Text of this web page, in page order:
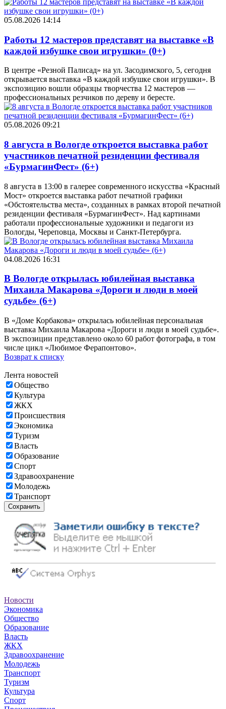
05.08.2026 14:14
Работы 12 мастеров представят на выставке «В
каждой избушке свои игрушки» (0+)
В центре «Резной Палисад» на ул. Засодимского, 5, сегодня
открывается выставка «В каждой избушке свои игрушки». В
экспозицию вошли образцы творчества 12 мастеров —
профессиональных резчиков по дереву и бересте.
05.08.2026 09:21
8 августа в Вологде откроется выставка работ
участников печатной резиденции фестиваля
«БурмагинФест» (6+)
8 августа в 13:00 в галерее современного искусства «Красный
Мост» откроется выставка работ печатной графики
«Обстоятельства места», созданных в рамках второй печатной
резиденции фестиваля «БурмагинФест». Над картинами
работали профессиональные художники и педагоги из
Вологды, Череповца, Москвы и Санкт-Петербурга.
04.08.2026 16:31
В Вологде открылась юбилейная выставка
Михаила Макарова «Дороги и люди в моей
судьбе» (6+)
В «Доме Корбакова» открылась юбилейная персональная
выставка Михаила Макарова «Дороги и люди в моей судьбе».
В экспозиции представлено около 60 работ фотографа, в том
числе цикл «Любимое Ферапонтово».
Возврат к списку
Лента новостей
Общество
Культура
ЖКХ
Происшествия
Экономика
Туризм
Власть
Образование
Спорт
Здравоохранение
Молодежь
Транспорт
Сохранить
Новости
Экономика
Общество
Образование
Власть
ЖКХ
Здравоохранение
Молодежь
Транспорт
Туризм
Культура
Спорт